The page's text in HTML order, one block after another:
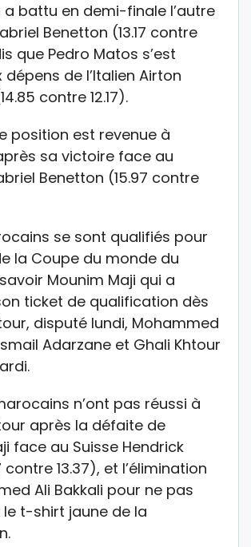
a battu en demi-finale l’autre
Benetton (13.17 contre
que Pedro Matos s’est
de l’Italien Airton
contre 12.17).
position est revenue à
sa victoire face au
Benetton (15.97 contre
se sont qualifiés pour
la Coupe du monde du
Mounim Maji qui a
ticket de qualification dès
disputé lundi, Mohammed
Adarzane et Ghali Khtour
n’ont pas réussi à
après la défaite de
face au Suisse Hendrick
contre 13.37), et l’élimination
Ali Bakkali pour ne pas
t-shirt jaune de la